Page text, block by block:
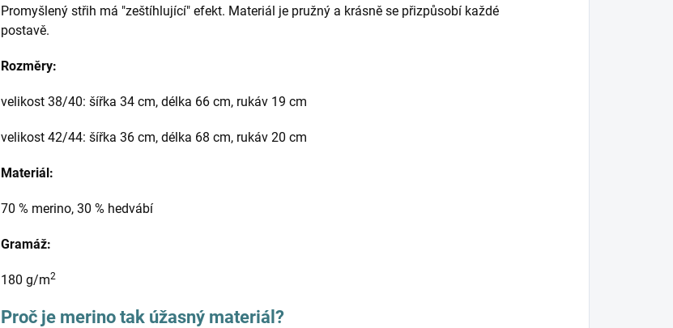
Promyšlený střih má "zeštíhlující" efekt. Materiál je pružný a krásně se přizpůsobí každé
postavě.
Rozměry:
velikost 38/40: šířka 34 cm, délka 66 cm, rukáv 19 cm
velikost 42/44: šířka 36 cm, délka 68 cm, rukáv 20 cm
Materiál:
70 % merino, 30 % hedvábí
Gramáž:
180 g/m2
Proč je merino tak úžasný materiál?